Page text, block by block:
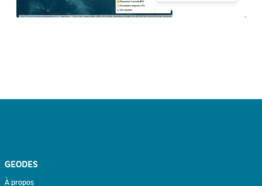
GEODES
À propos